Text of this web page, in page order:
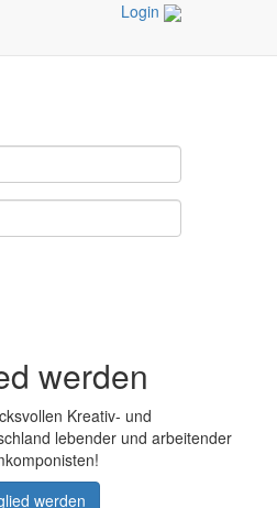
Login
werden
Kreativ- und
lebender und arbeitender
werden